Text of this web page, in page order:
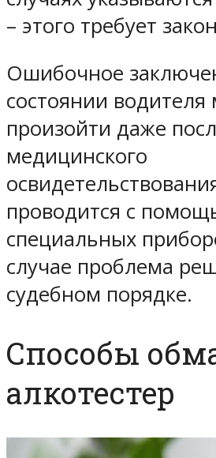
– этого требует
Ошибочное
состоянии
произойти даже
медицинского
проводится с
специальных
случае проблема
судебном порядке.
Способы
алкотестер